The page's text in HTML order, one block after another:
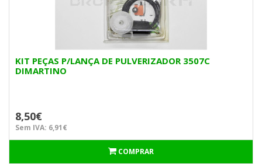
KIT PEÇAS P/LANÇA DE PULVERIZADOR 3507C
DIMARTINO
8,50€
Sem IVA: 6,91€
COMPRAR